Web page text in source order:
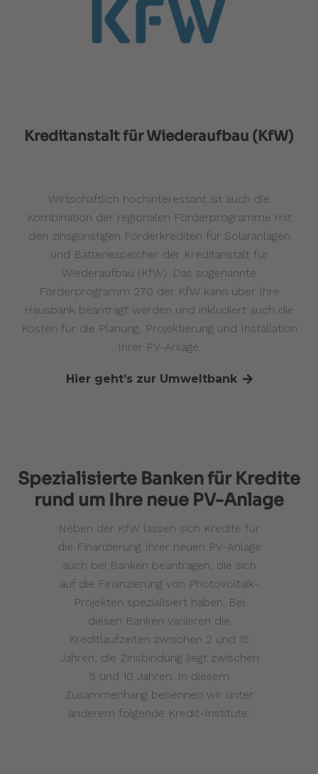
Kreditanstalt für Wiederaufbau (KfW)
Wirtschaftlich hochinteressant ist auch die
Kombination der regionalen Förderprogramme mit
den zinsgünstigen Förderkrediten für Solaranlagen
und Batteriespeicher der Kreditanstalt für
Wiederaufbau (KfW). Das sogenannte
Förderprogramm 270 der KfW kann über Ihre
Hausbank beantragt werden und inkludiert auch die
Kosten für die Planung, Projektierung und Installation
Ihrer PV-Anlage.
Hier geht’s zur Umweltbank
Spezialisierte Banken für Kredite
rund um Ihre neue PV-Anlage
Neben der KfW lassen sich Kredite für
die Finanzierung Ihrer neuen PV-Anlage
auch bei Banken beantragen, die sich
auf die Finanzierung von Photovoltaik-
Projekten spezialisiert haben. Bei
diesen Banken variieren die
Kreditlaufzeiten zwischen 2 und 15
Jahren, die Zinsbindung liegt zwischen
5 und 10 Jahren. In diesem
Zusammenhang benennen wir unter
anderem folgende Kredit-Institute: